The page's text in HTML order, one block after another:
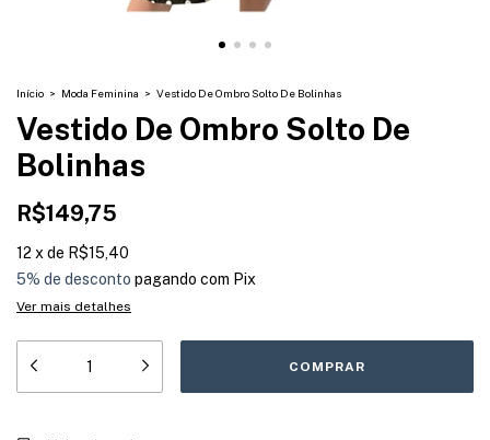
Início > Moda Feminina > Vestido De Ombro Solto De Bolinhas
Vestido De Ombro Solto De
Bolinhas
R$149,75
12 x de R$15,40
5% de desconto pagando com Pix
Ver mais detalhes